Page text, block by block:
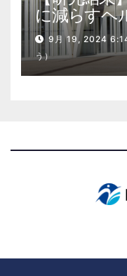
に減らすヘ
9月 19, 2024
う）